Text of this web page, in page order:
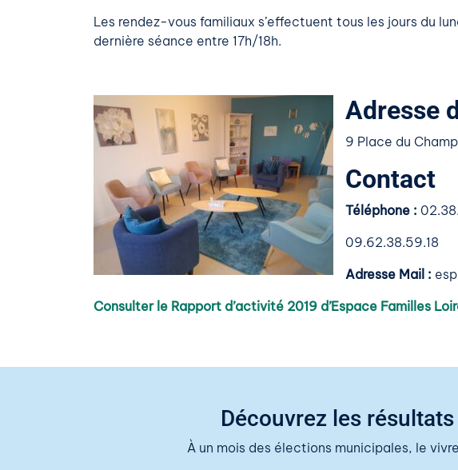
Les rendez-vous familiaux s’effectuent tous les jours du
dernière séance entre 17h/18h.
Adresse
9 Place du
Contact
Téléphone :
09.62.38.59.18
Adresse Mail :
Consulter le Rapport d’activité 2019 d’Espace Familles
Découvrez les
À un mois des élections municipales, le